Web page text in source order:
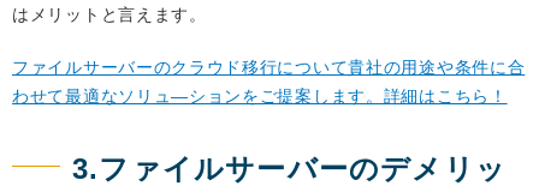
はメリットと言えます。
ファイルサーバーのクラウド移行について貴社の用途や条件に合
わせて最適なソリュ―ションをご提案します。詳細はこちら！
3.ファイルサーバーのデメリッ